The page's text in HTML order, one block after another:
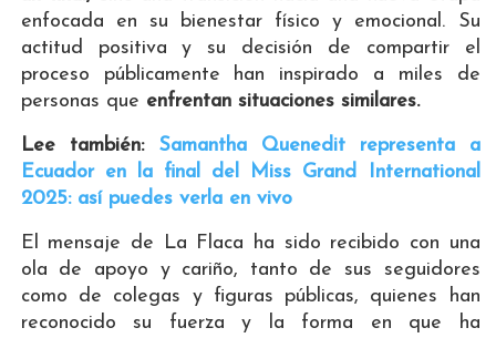
enfocada en su bienestar físico y emocional. Su
actitud positiva y su decisión de compartir el
proceso públicamente han inspirado a miles de
personas que enfrentan situaciones similares.
Lee también: Samantha Quenedit representa a
Ecuador en la final del Miss Grand International
2025: así puedes verla en vivo
El mensaje de La Flaca ha sido recibido con una
ola de apoyo y cariño, tanto de sus seguidores
como de colegas y figuras públicas, quienes han
reconocido su fuerza y la forma en que ha